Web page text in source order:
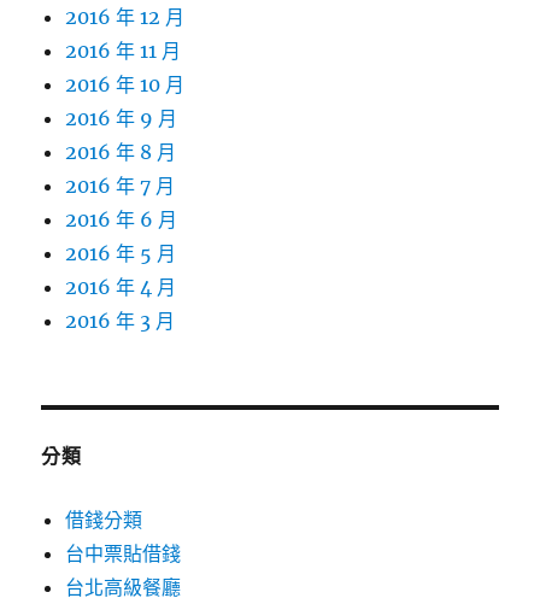
2016 年 12 月
2016 年 11 月
2016 年 10 月
2016 年 9 月
2016 年 8 月
2016 年 7 月
2016 年 6 月
2016 年 5 月
2016 年 4 月
2016 年 3 月
分類
借錢分類
台中票貼借錢
台北高級餐廳